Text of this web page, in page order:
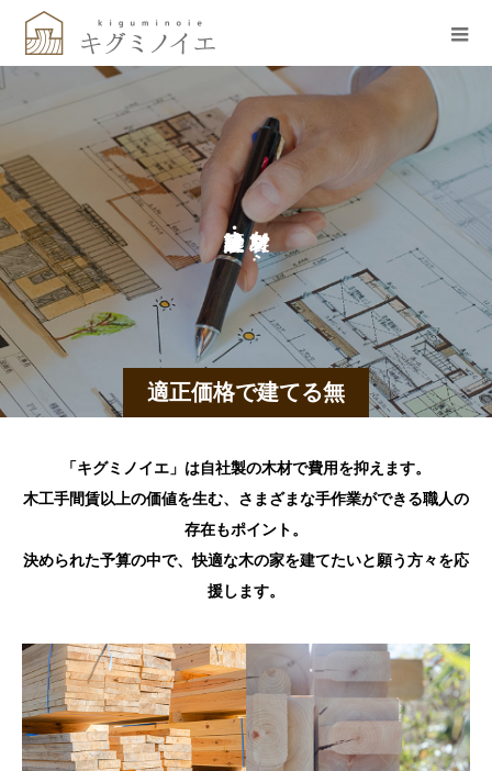
適正価格で建てる無
か
ら
ま
で
「キグミノイエ」は自社製の木材で費用を抑えます。
木工手間賃以上の価値を生む、さまざまな手作業ができる職人の
存在もポイント。
決められた予算の中で、快適な木の家を建てたいと願う方々を応
援します。